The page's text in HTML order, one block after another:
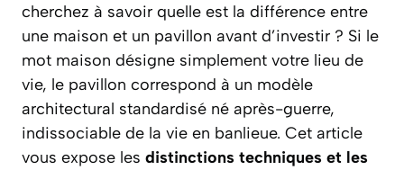
cherchez à savoir quelle est la différence entre
une maison et un pavillon avant d’investir ? Si le
mot maison désigne simplement votre lieu de
vie, le pavillon correspond à un modèle
architectural standardisé né après-guerre,
indissociable de la vie en banlieue. Cet article
vous expose les distinctions techniques et les